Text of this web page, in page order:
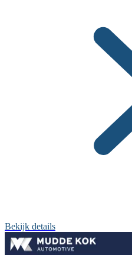
Bekijk details